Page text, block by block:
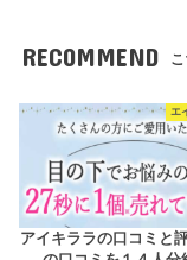
RECOMMEND
エ
アイキララの口コミと